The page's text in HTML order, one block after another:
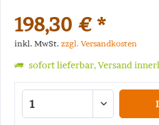
198,30 € *
inkl. MwSt. zzgl. Versandkosten
sofort lieferbar, Versand